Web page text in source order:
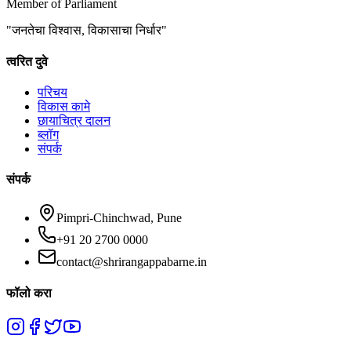
Member of Parliament
"जनतेचा विश्वास, विकासाचा निर्धार"
त्वरित दुवे
परिचय
विकास कामे
छायाचित्र दालन
ब्लॉग
संपर्क
संपर्क
Pimpri-Chinchwad, Pune
+91 20 2700 0000
contact@shrirangappabarne.in
फॉलो करा